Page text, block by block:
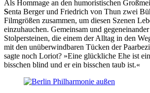
Als Hommage an den humoristischen
Senta Berger und Friedrich von Thun zwei
Filmgrößen zusammen, um diesen Szenen
einzuhauchen. Gemeinsam und
Stolpersteinen, die einem der Alltag in den
mit den unüberwindbaren Tücken der
sagte noch Loriot? »Eine glückliche Ehe ist
bisschen blind und er ein bisschen taub ist.«